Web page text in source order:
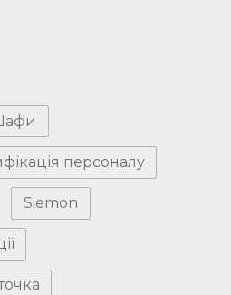
персоналу
Siemon